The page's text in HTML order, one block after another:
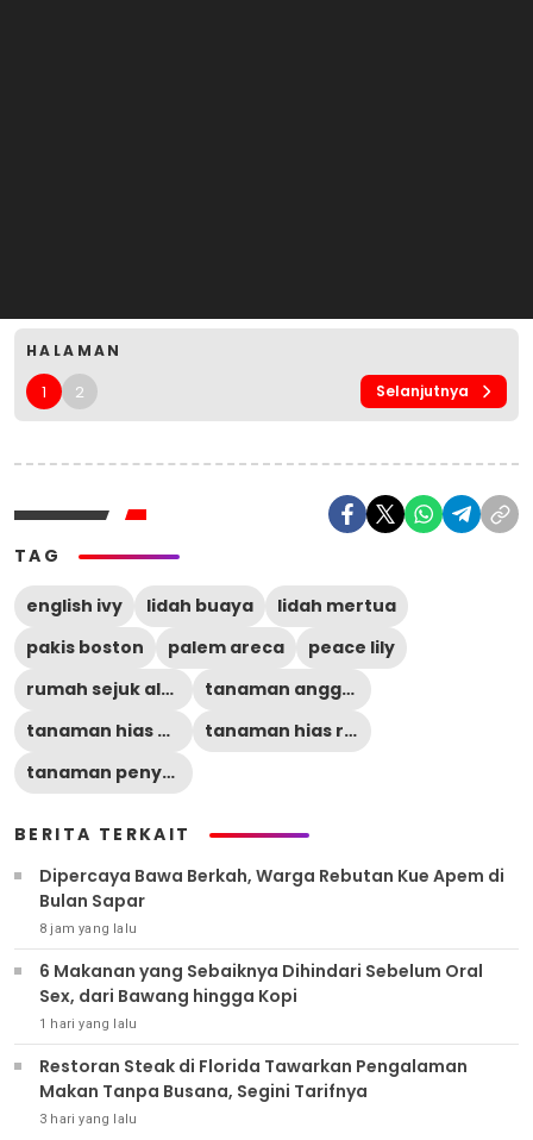
HALAMAN
1 2 Selanjutnya
TAG
english ivy lidah buaya
lidah mertua
pakis boston
palem areca
peace lily
rumah sejuk alami
tanaman anggur
tanaman hias penyerap panas
tanaman hias rumah
tanaman penyejuk ruangan
BERITA TERKAIT
Dipercaya Bawa Berkah, Warga Rebutan Kue Apem di
Bulan Sapar
8 jam yang lalu
6 Makanan yang Sebaiknya Dihindari Sebelum Oral
Sex, dari Bawang hingga Kopi
1 hari yang lalu
Restoran Steak di Florida Tawarkan Pengalaman
Makan Tanpa Busana, Segini Tarifnya
3 hari yang lalu